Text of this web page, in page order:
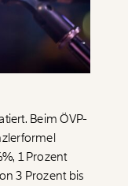
Beim ÖVP-
1 Prozent
3 Prozent bis